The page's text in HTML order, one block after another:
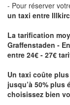
- Pour réserver
un taxi entre
La tarification
Graffenstaden -
entre 24€ - 27€
Un taxi coûte
jusqu’à 50%
choisissez bien